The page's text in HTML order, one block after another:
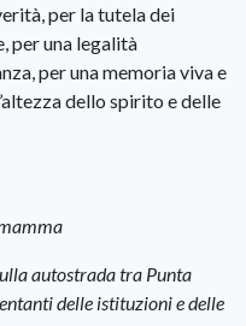
per la tutela dei
per una legalità
per una memoria viva e
dello spirito e delle
autostrada tra Punta
delle istituzioni e delle